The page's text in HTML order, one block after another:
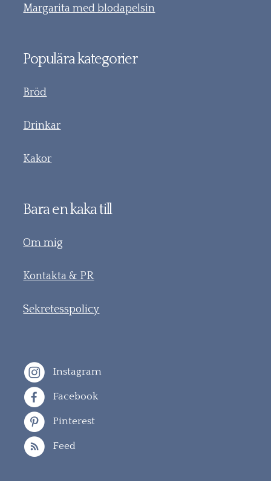
Margarita med blodapelsin
Populära kategorier
Bröd
Drinkar
Kakor
Bara en kaka till
Om mig
Kontakta & PR
Sekretesspolicy
Instagram
Facebook
Pinterest
Feed